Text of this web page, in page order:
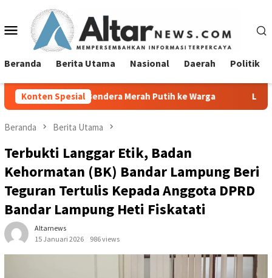
konten Menu
Mobile
Beranda Berita Utama Nasional Daerah Politik
Konten Spesial
Merah Putih ke Warga Lurah Tanjung Agung
Beranda Berita Utama
Terbukti Langgar Etik, Badan
Kehormatan (BK) Bandar Lampung Beri
Teguran Tertulis Kepada Anggota DPRD
Bandar Lampung Heti Fiskatati
Altarnews
15 Januari 2026
986 views